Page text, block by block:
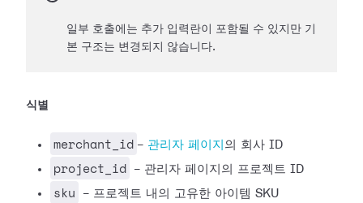
일부 호출에는 추가 입력란이 포함될 수 있지만 기
본 구조는 변경되지 않습니다.
식별
merchant_id - 관리자 페이지 의 회사 ID
project_id - 관리자 페이지의 프로젝트 ID
sku - 프로젝트 내의 고유한 아이템 SKU